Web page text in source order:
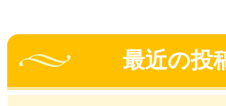
最近の投